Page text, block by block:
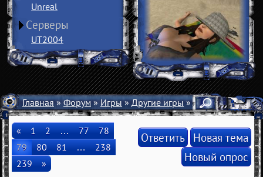
Unreal
Серверы
UT2004
Главная»Форум»Игры»Другие игры» World of Tanks
« 1 2 … 77
78
79
80 81 …
238
239
»
Ответить Новая тема
Новый опрос